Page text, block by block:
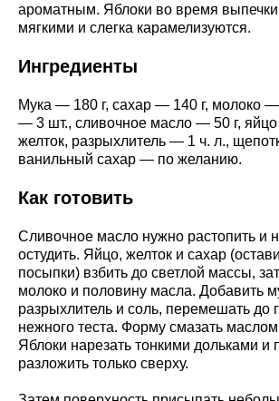
ароматным. Яблоки во время выпечки
мягкими и слегка карамелизуются.
Ингредиенты
Мука — 180 г, сахар — 140 г, молоко
— 3 шт., сливочное масло — 50 г,
желток, разрыхлитель — 1 ч. л.,
ванильный сахар — по желанию.
Как готовить
Сливочное масло нужно растопить и
остудить. Яйцо, желток и сахар
посыпки) взбить до светлой массы,
молоко и половину масла. Добавить
разрыхлитель и соль, перемешать до
нежного теста. Форму смазать
Яблоки нарезать тонкими дольками и
разложить только сверху.